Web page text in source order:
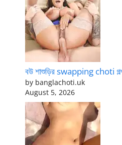
বউ শাশুড়ির swapping choti
by banglachoti.uk
August 5, 2026